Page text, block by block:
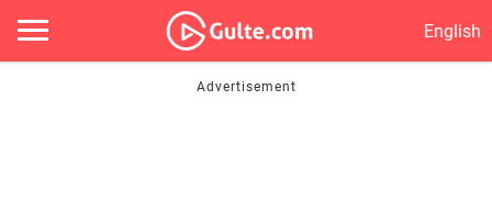
English